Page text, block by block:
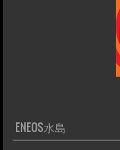
ENEOS水島